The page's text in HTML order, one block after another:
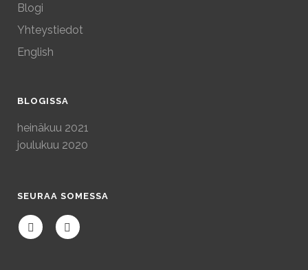
Blogi
Yhteystiedot
English
BLOGISSA
heinäkuu 2021
joulukuu 2020
SEURAA SOMESSA